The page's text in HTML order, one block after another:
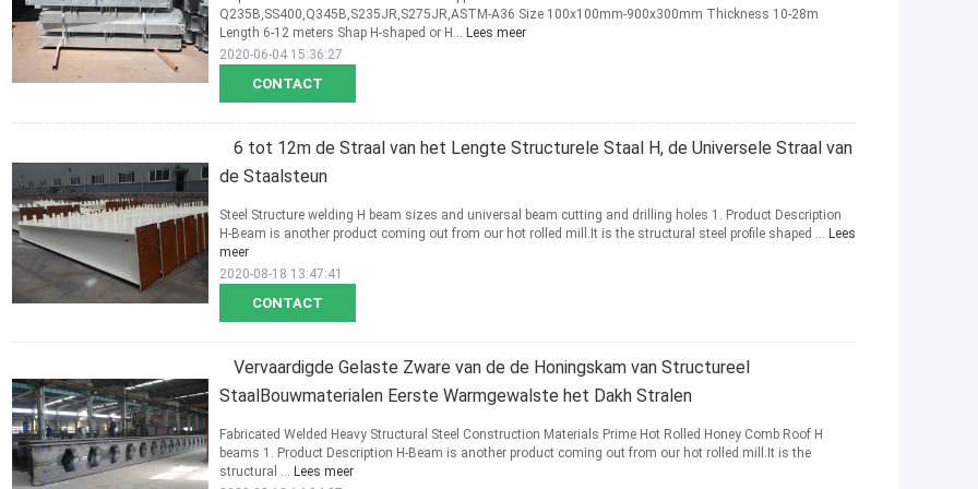
CONTACT
Q235B,SS400,Q345B,S235JR,S275JR,ASTM-A36 Size 100x100mm-900x300mm Thickness 10-28m
Length 6-12 meters Shap H-shaped or H... Lees meer
2020-06-04 15:36:27
6 tot 12m de Straal van het Lengte Structurele Staal H, de Universele Straal van
de Staalsteun
CONTACT
Steel Structure welding H beam sizes and universal beam cutting and drilling holes 1. Product Description
H-Beam is another product coming out from our hot rolled mill.It is the structural steel profile shaped ... Lees
meer
2020-08-18 13:47:41
Vervaardigde Gelaste Zware van de de Honingskam van Structureel
StaalBouwmaterialen Eerste Warmgewalste het Dakh Stralen
Fabricated Welded Heavy Structural Steel Construction Materials Prime Hot Rolled Honey Comb Roof H
beams 1. Product Description H-Beam is another product coming out from our hot rolled mill.It is the
structural ... Lees meer